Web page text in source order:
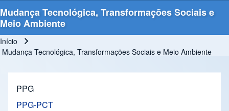
Mudança Tecnológica, Transformações Sociais e
Meio Ambiente
Trilha de navegação
Início
Mudança Tecnológica, Transformações Sociais e Meio Ambiente
PPG
PPG-PCT